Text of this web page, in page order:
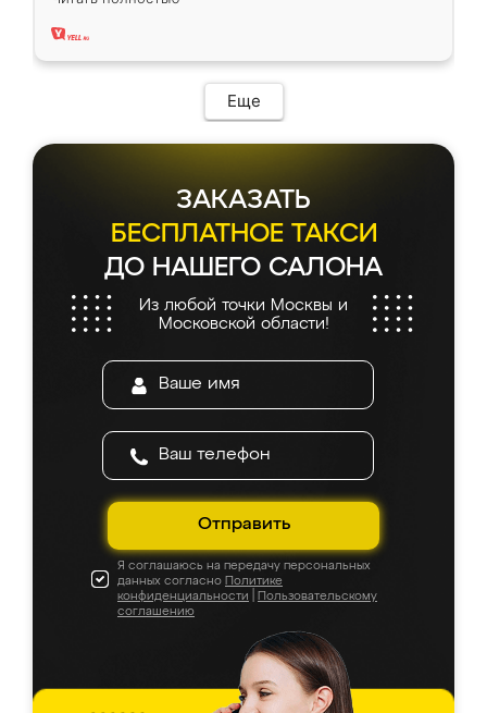
два года, нареканий нет.
Еще
ЗАКАЗАТЬ
БЕСПЛАТНОЕ ТАКСИ
ДО НАШЕГО САЛОНА
Из любой точки Москвы и
Московской области!
Отправить
Я соглашаюсь на передачу персональных
данных согласно Политике
конфиденциальности
Пользовательскому
соглашению